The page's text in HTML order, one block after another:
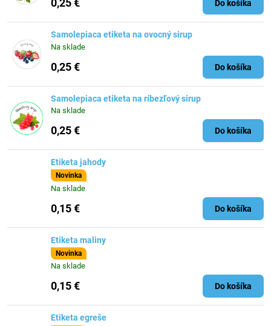
0,25 € Do košíka
Samolepiaca etiketa na ovocný sirup
Na sklade
0,25 € Do košíka
Samolepiaca etiketa na ríbezľový sirup
Na sklade
0,25 € Do košíka
Etiketa jahody
Novinka
Na sklade
0,15 € Do košíka
Etiketa maliny
Novinka
Na sklade
0,15 € Do košíka
Etiketa egreše